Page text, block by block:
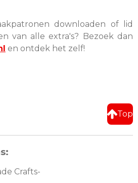
downloaden of lid
van alle extra's? Bezoek dan
en ontdek het zelf!
Top
Crafts-